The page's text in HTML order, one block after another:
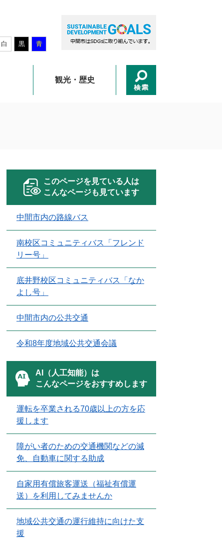
白 黒 青
観光・歴史
このページを見ている人は
こんなページも見ています
中間市内の路線バス
南校区コミュニティバス「フレンド
リー号」
底井野校区コミュニティバス「なか
よし号」
中間市内の公共交通
令和8年度地域公共交通会議
AI（人工知能）は
こんなページをおすすめします
運転を卒業される70歳以上の方を応
援します
障がい者のための交通機関などの減
免、自動車に関する助成
自家用有償旅客運送（福祉有償運
送）を利用してみませんか
地域公共交通の運行維持に向けた支
援